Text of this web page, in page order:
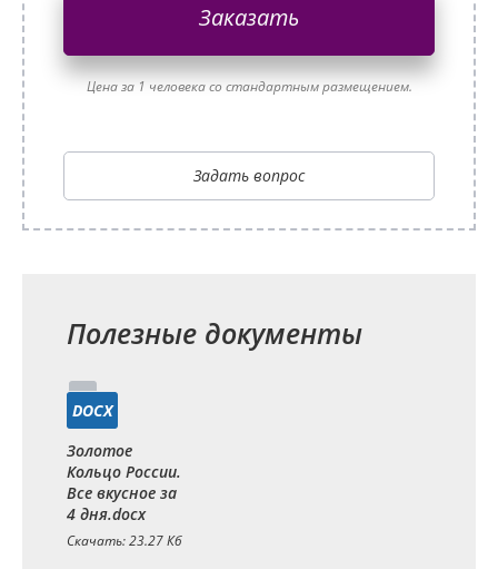
Заказать
Цена за 1 человека со стандартным размещением.
Задать вопрос
Полезные документы
DOCX
Золотое
Кольцо России.
Все вкусное за
4 дня.docx
Скачать: 23.27 Кб